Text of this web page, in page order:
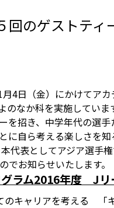
のゲストティ
4日（金）にかけてア
なか科を実施していま
を招き、中学年代の選
に自ら考える楽しさを
代表としてアジア選手
お知らせいたします。
グラム2016年度 J
キャリアを考える 「